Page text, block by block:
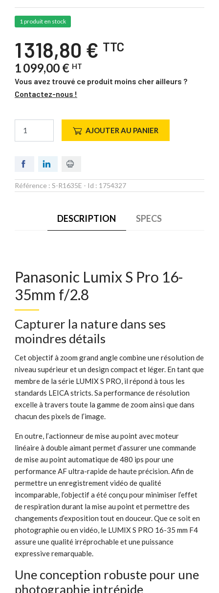
1 produit en stock
1 318,80 € TTC
1 099,00 € HT
Vous avez trouvé ce produit moins cher ailleurs ?
Contactez-nous !
AJOUTER AU PANIER
Référence : S-R1635E - Id : 1754327
DESCRIPTION SPECS
Panasonic Lumix S Pro 16-
35mm f/2.8
Capturer la nature dans ses
moindres détails
Cet objectif à zoom grand angle combine une résolution de
niveau supérieur et un design compact et léger. En tant que
membre de la série LUMIX S PRO, il répond à tous les
standards LEICA stricts. Sa performance de résolution
excelle à travers toute la gamme de zoom ainsi que dans
chacun des pixels de l’image.
En outre, l’actionneur de mise au point avec moteur
linéaire à double aimant permet d’assurer une commande
de mise au point automatique de 480 ips pour une
performance AF ultra-rapide de haute précision. Afin de
permettre un enregistrement vidéo de qualité
incomparable, l’objectif a été conçu pour minimiser l’effet
de respiration durant la mise au point et permettre des
changements d’exposition tout en douceur. Que ce soit en
photographie ou en vidéo, le LUMIX S PRO 16-35 mm F4
assure une qualité irréprochable et une puissance
expressive remarquable.
Une conception robuste pour une
photographie intrépide